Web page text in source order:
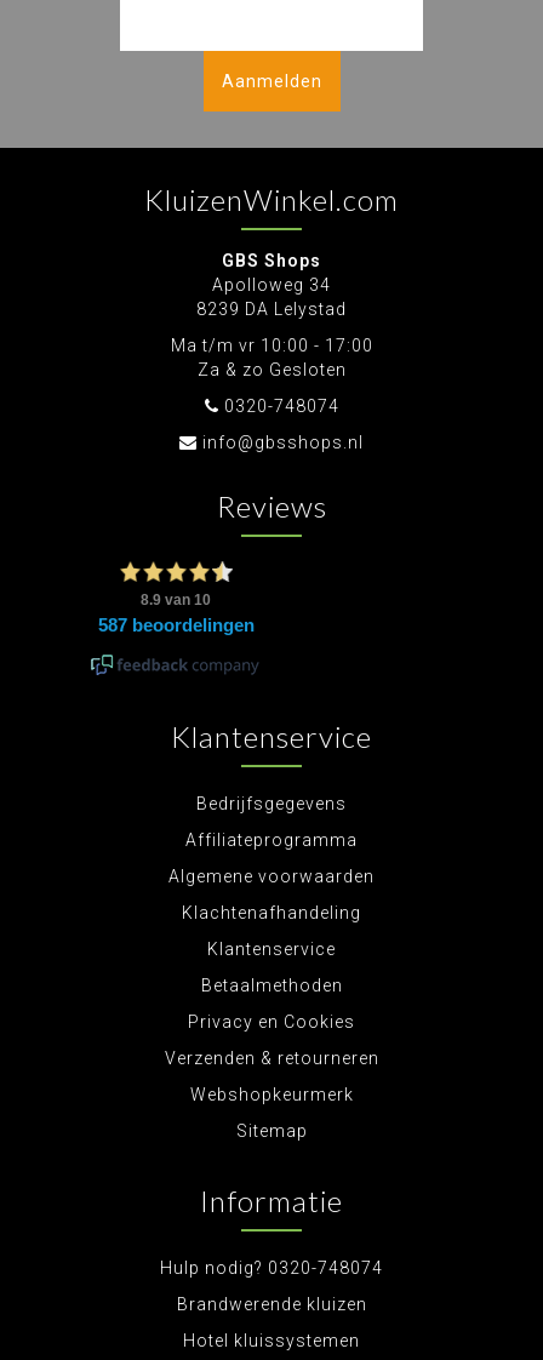
Aanmelden
KluizenWinkel.com
GBS Shops
Apolloweg 34
8239 DA Lelystad
Ma t/m vr 10:00 - 17:00
Za & zo Gesloten
0320-748074
info@gbsshops.nl
Reviews
Klantenservice
Bedrijfsgegevens
Affiliateprogramma
Algemene voorwaarden
Klachtenafhandeling
Klantenservice
Betaalmethoden
Privacy en Cookies
Verzenden & retourneren
Webshopkeurmerk
Sitemap
Informatie
Hulp nodig? 0320-748074
Brandwerende kluizen
Hotel kluissystemen